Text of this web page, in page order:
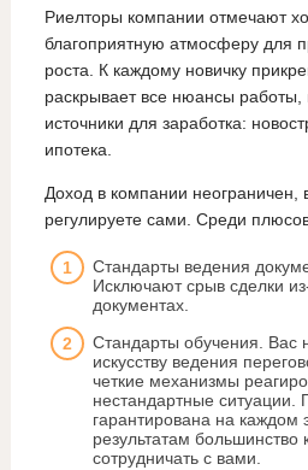
Риелторы компании отмечают
благоприятную атмосферу для
роста. К каждому новичку
раскрывает все нюансы работы,
источники для заработка:
ипотека.
Доход в компании неограничен,
регулируете сами. Среди
Стандарты ведения
Исключают срыв сделки
документах.
Стандарты обучения. Вас
искусству ведения
четкие механизмы
нестандартные
гарантирована на каждом
результатам большинство
сотрудничать с вами.